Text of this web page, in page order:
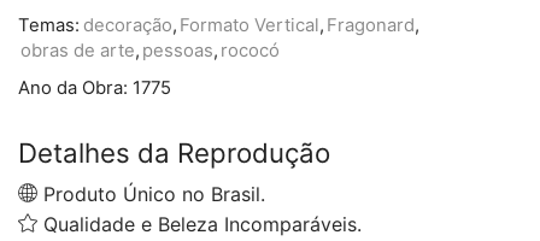
Temas: decoração, Formato Vertical, Fragonard,
obras de arte, pessoas, rococó
Ano da Obra: 1775
Detalhes da Reprodução
Produto Único no Brasil.
Qualidade e Beleza Incomparáveis.